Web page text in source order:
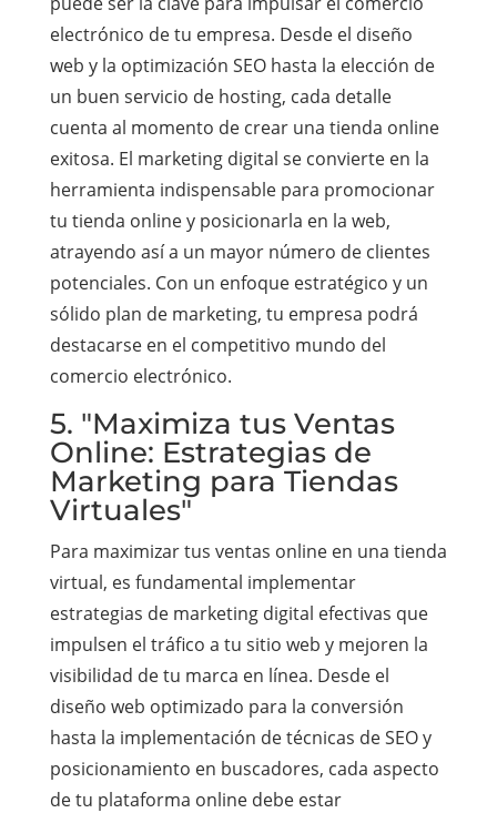
electrónico de tu empresa. Desde el diseño
web y la optimización SEO hasta la elección de
un buen servicio de hosting, cada detalle
cuenta al momento de crear una tienda online
exitosa. El marketing digital se convierte en la
herramienta indispensable para promocionar
tu tienda online y posicionarla en la web,
atrayendo así a un mayor número de clientes
potenciales. Con un enfoque estratégico y un
sólido plan de marketing, tu empresa podrá
destacarse en el competitivo mundo del
comercio electrónico.
5. "Maximiza tus Ventas
Online: Estrategias de
Marketing para Tiendas
Virtuales"
Para maximizar tus ventas online en una tienda
virtual, es fundamental implementar
estrategias de marketing digital efectivas que
impulsen el tráfico a tu sitio web y mejoren la
visibilidad de tu marca en línea. Desde el
diseño web optimizado para la conversión
hasta la implementación de técnicas de SEO y
posicionamiento en buscadores, cada aspecto
de tu plataforma online debe estar